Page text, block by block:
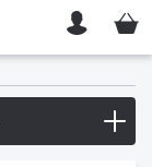
Mon